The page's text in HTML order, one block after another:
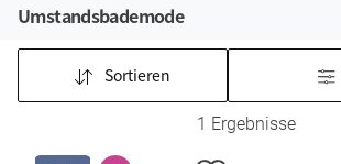
Umstandsbademode
Sortieren
1 Ergebnisse